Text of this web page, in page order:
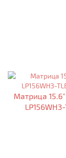
Матрица 15.6"